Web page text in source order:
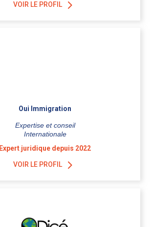
VOIR LE PROFIL
Oui Immigration
Expertise et conseil
Internationale
Expert juridique depuis 2022
VOIR LE PROFIL